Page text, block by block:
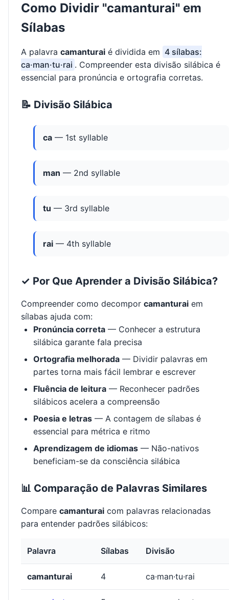
Como Dividir "camanturai" em
Sílabas
A palavra camanturai é dividida em 4 sílabas:
ca·man·tu·rai . Compreender esta divisão silábica é
essencial para pronúncia e ortografia corretas.
📝 Divisão Silábica
ca — 1st syllable
man — 2nd syllable
tu — 3rd syllable
rai — 4th syllable
✓ Por Que Aprender a Divisão Silábica?
Compreender como decompor camanturai em
sílabas ajuda com:
Pronúncia correta — Conhecer a estrutura
silábica garante fala precisa
Ortografia melhorada — Dividir palavras em
partes torna mais fácil lembrar e escrever
Fluência de leitura — Reconhecer padrões
silábicos acelera a compreensão
Poesia e letras — A contagem de sílabas é
essencial para métrica e ritmo
Aprendizagem de idiomas — Não-nativos
beneficiam-se da consciência silábica
📊 Comparação de Palavras Similares
Compare camanturai com palavras relacionadas
para entender padrões silábicos:
Palavra Sílabas Divisão
camanturai 4 ca·man·tu·rai